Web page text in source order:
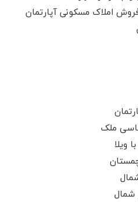
املاک مسکونی آپارتمان
ملک
ویلا
شمال